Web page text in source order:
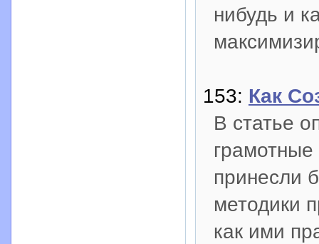
нибудь и
153: Как
В статье
грамотные
принесли
методики
как ими